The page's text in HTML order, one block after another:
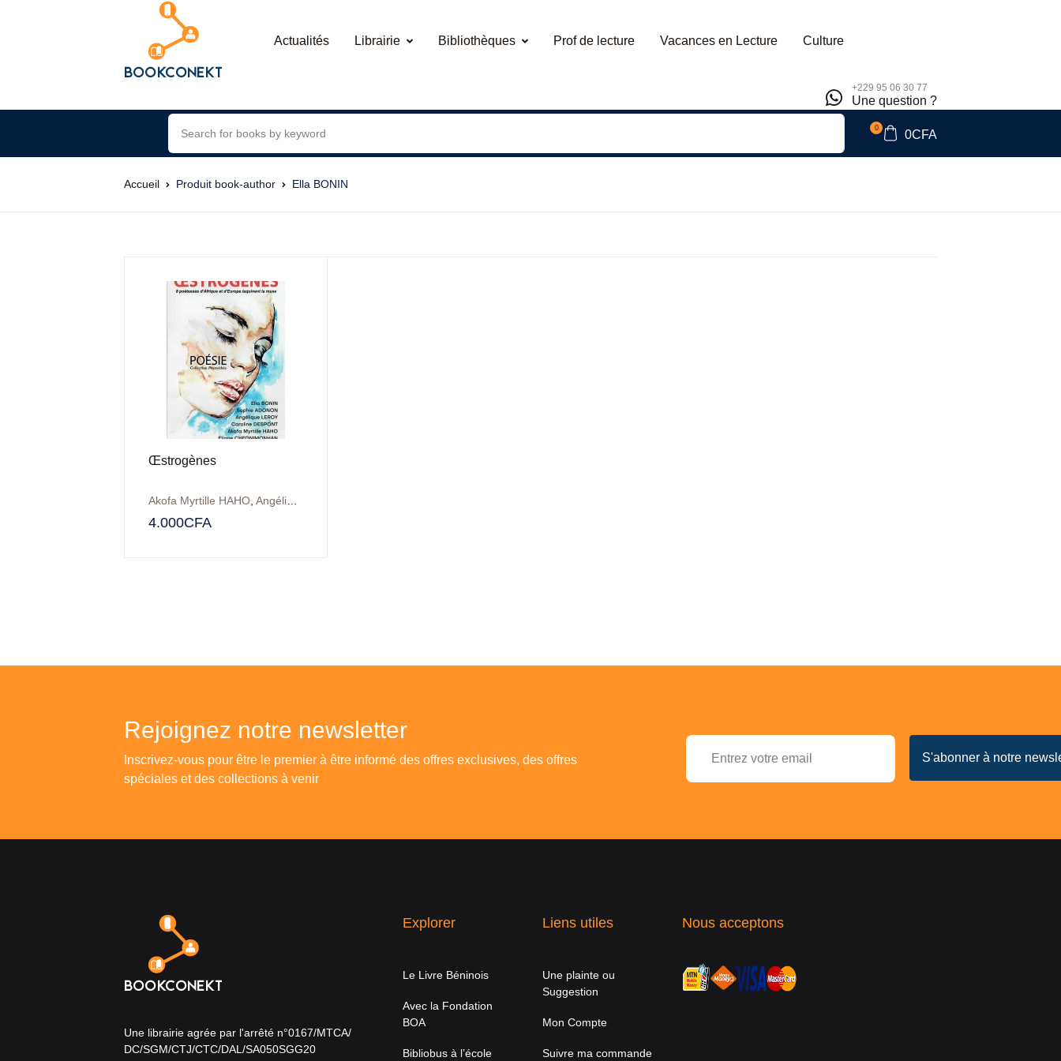
Actualités Librairie Bibliothèques Prof de lecture Vacances en Lecture Culture
+229 95 06 30 77
Une question ?
0
0CFA
Accueil Produit book-author Ella BONIN
Œstrogènes
Akofa Myrtille HAHO Angélique LEROY
4.000CFA
Rejoignez notre newsletter
Inscrivez-vous pour être le premier à être informé des offres exclusives, des offres
spéciales et des collections à venir
Une librairie agrée par l'arrêté n°0167/MTCA/
DC/SGM/CTJ/CTC/DAL/SA050SGG20
Explorer
Le Livre Béninois
Avec la Fondation
BOA
Bibliobus à l’école
Liens utiles
Une plainte ou
Suggestion
Mon Compte
Suivre ma commande
Nous acceptons